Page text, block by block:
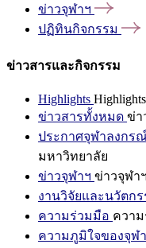
ข่าวจุฬาฯ
ปฏิทินกิจกรรม
ข่าวสารและกิจกรรม
Highlights Highlights
ข่าวสารทั้งหมด ข่า
ประกาศจุฬาลงกร
มหาวิทยาลัย
ข่าวจุฬาฯ ข่าวจุฬาฯ
งานวิจัยและนวัตกร
ความร่วมมือ ควา
ความภูมิใจของจุฬ